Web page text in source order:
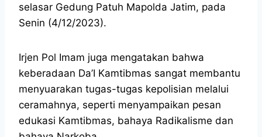
selasar Gedung Patuh Mapolda Jatim, pada
Senin (4/12/2023).
Irjen Pol Imam juga mengatakan bahwa
keberadaan Da’I Kamtibmas sangat membantu
menyuarakan tugas-tugas kepolisian melalui
ceramahnya, seperti menyampaikan pesan
edukasi Kamtibmas, bahaya Radikalisme dan